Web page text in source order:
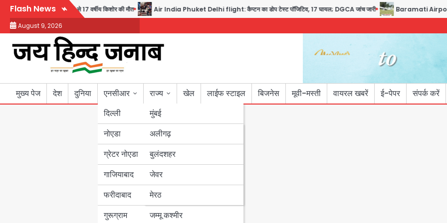
Skip
content
Flash News
गार्ड की गोली से 17 वर्षीय किशोर की मौत Air India Phuket Delhi flight: कैप्टन का डोप टेस्ट पॉजिटिव, 17 घायल; DGCA जांच जारी Baramati Airport
August 9, 2026
मुख्य पेज देश दुनिया
एनसीआर
दिल्ली
नोएडा
ग्रेटर नोएडा
गाजियाबाद
फरीदाबाद
गुरूग्राम
राज्य
मुंबई
उत्तर प्रदेश
अलीगढ़
बुलंदशहर
जेवर
मेरठ
बिहार
पंजाब
हरियाणा
जम्मू कश्मीर
खेल लाईफ स्टाइल बिजनेस मूवी-मस्ती वायरल खबरें ई-पेपर संपर्क करें